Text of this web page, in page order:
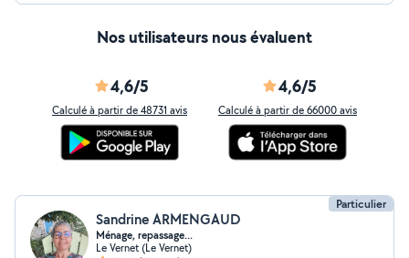
vos besoin.
Nos utilisateurs nous évaluent
4,6/5
Calculé à partir de 48731 avis
4,6/5
Calculé à partir de 66000 avis
Particulier
Sandrine ARMENGAUD
Ménage, repassage...
Le Vernet (Le Vernet)